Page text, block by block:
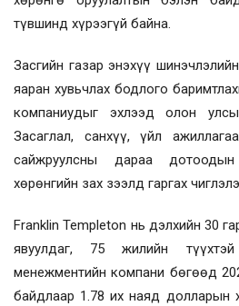
түвшинд хүрээгүй байна.
Засгийн газар энэхүү
яаран хувьчлах бодлого
компаниудыг эхлээд олон
Засаглал, санхүү, үйл
сайжруулсны дараа
хөрөнгийн зах зээлд гаргах
Franklin Templeton нь дэлхийн 30
явуулдаг, 75 жилийн
менежментийн компани бөгөөд
байдлаар 1.78 их наяд долларын